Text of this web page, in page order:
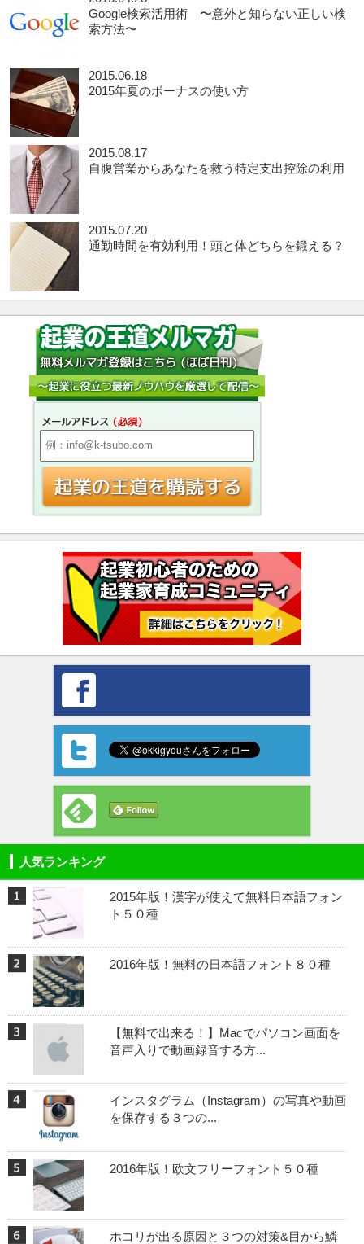
Google検索活用術 〜意外と知らない正しい検
索方法〜
2015.06.18
2015年夏のボーナスの使い方
2015.08.17
自腹営業からあなたを救う特定支出控除の利用
2015.07.20
通勤時間を有効利用！頭と体どちらを鍛える？
人気ランキング
2015年版！漢字が使えて無料日本語フォン
ト５０種
2016年版！無料の日本語フォント８０種
【無料で出来る！】Macでパソコン画面を
音声入りで動画録音する方...
インスタグラム（Instagram）の写真や動画
を保存する３つの...
2016年版！欧文フリーフォント５０種
ホコリが出る原因と３つの対策&目から鱗